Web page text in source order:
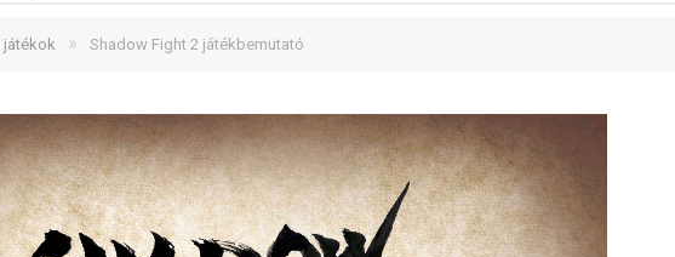
» Shadow Fight 2 játékbemutató